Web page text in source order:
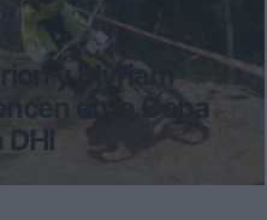
y Myriam
en la Copa
de la Copa